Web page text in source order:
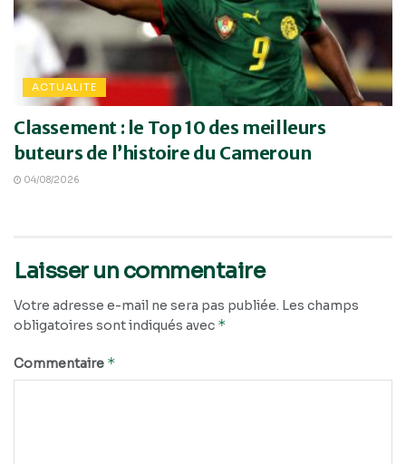
ACTUALITE
Classement : le Top 10 des meilleurs
buteurs de l’histoire du Cameroun
04/08/2026
Laisser un commentaire
Votre adresse e-mail ne sera pas publiée. Les champs
obligatoires sont indiqués avec *
Commentaire *